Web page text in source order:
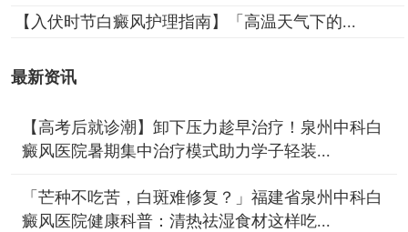
【入伏时节白癜风护理指南】「高温天气下的...
最新资讯
【高考后就诊潮】卸下压力趁早治疗！泉州中科白
癜风医院暑期集中治疗模式助力学子轻装...
「芒种不吃苦，白斑难修复？」福建省泉州中科白
癜风医院健康科普：清热祛湿食材这样吃...